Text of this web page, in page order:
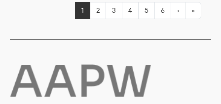
1 2 3 4 5 6 › »